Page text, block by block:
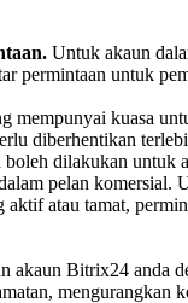
Untuk akaun
permintaan untuk
mempunyai kuasa
diberhentikan
boleh dilakukan untuk
pelan komersial.
aktif atau tamat,
akaun Bitrix24 anda
mengurangkan